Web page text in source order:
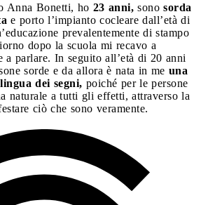
Anna Bonetti, ho 23 anni, sono sorda
e porto l’impianto cocleare dall’età di
prevalentemente di stampo
dopo la scuola mi recavo a
a parlare. In seguito all’età di 20 anni
sorde e da allora è nata in me una
dei segni, poiché per le persone
naturale a tutti gli effetti, attraverso la
ciò che sono veramente.